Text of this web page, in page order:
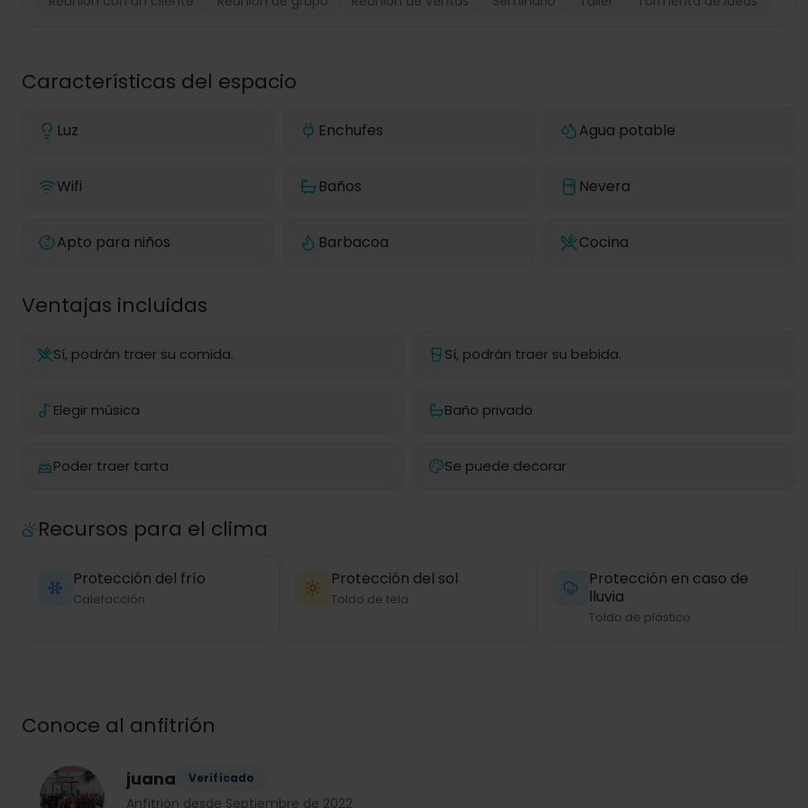
Características del espacio
Luz Enchufes Agua potable
Wifi Baños Nevera
Apto para niños Barbacoa Cocina
Ventajas incluidas
Sí, podrán traer su comida. Sí, podrán traer su bebida.
Elegir música Baño privado
Poder traer tarta Se puede decorar
Recursos para el clima
Protección del frío
Calefacción
Protección del sol
Toldo de tela
Protección en caso de
lluvia
Toldo de plástico
Conoce al anfitrión
juana Verificado
Anfitrión desde Septiembre de 2022